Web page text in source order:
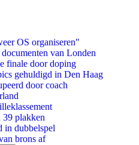
OS organiseren"
van Londen
finale door doping
gehuldigd in Den Haag
door coach
39 plakken
in dubbelspel
brons af